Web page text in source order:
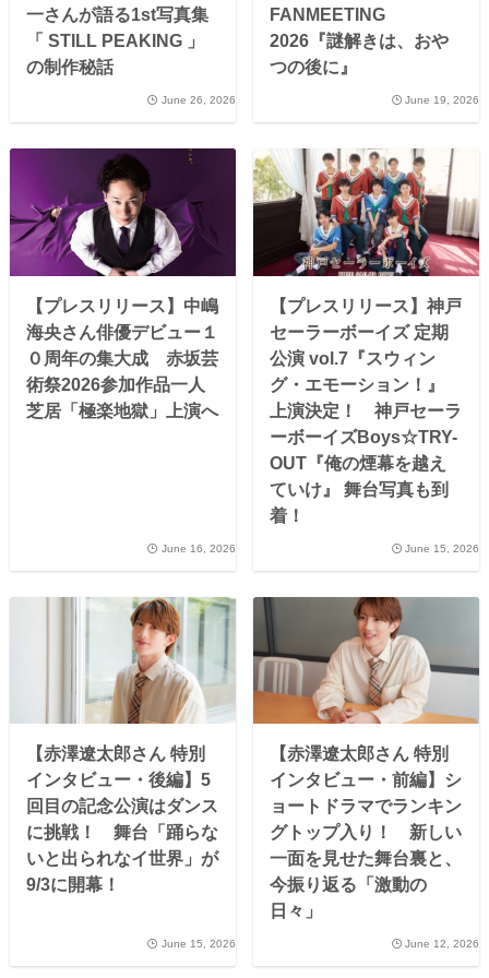
一さんが語る1st写真集
「 STILL PEAKING 」
の制作秘話
June 26, 2026
FANMEETING
2026『謎解きは、おや
つの後に』
June 19, 2026
【プレスリリース】中嶋
海央さん俳優デビュー１
０周年の集大成 赤坂芸
術祭2026参加作品一人
芝居「極楽地獄」上演へ
June 16, 2026
【プレスリリース】神戸
セーラーボーイズ 定期
公演 vol.7『スウィン
グ・エモーション！』
上演決定！ 神戸セーラ
ーボーイズBoys☆TRY-
OUT『俺の煙幕を越え
ていけ』 舞台写真も到
着！
June 15, 2026
【赤澤遼太郎さん 特別
インタビュー・後編】5
回目の記念公演はダンス
に挑戦！ 舞台「踊らな
いと出られなイ世界」が
9/3に開幕！
June 15, 2026
【赤澤遼太郎さん 特別
インタビュー・前編】シ
ョートドラマでランキン
グトップ入り！ 新しい
一面を見せた舞台裏と、
今振り返る「激動の
日々」
June 12, 2026